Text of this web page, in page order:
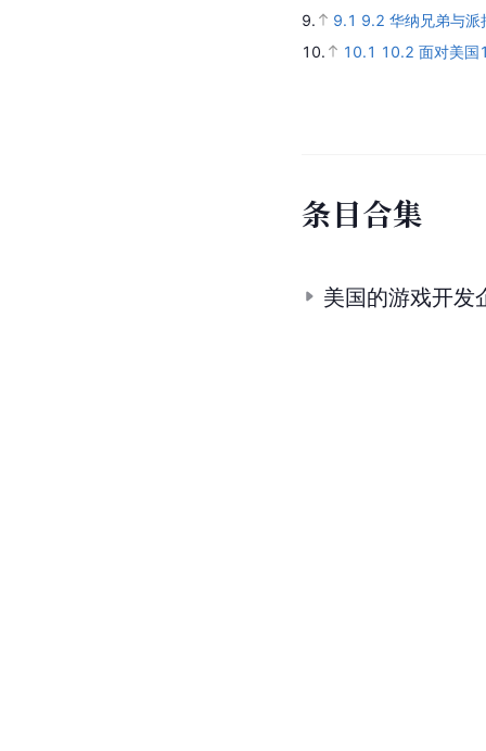
9. 9.1 9.2 华纳兄弟与派
10.
10.1 10.2 面对美国
条目合集
美国的游戏开发